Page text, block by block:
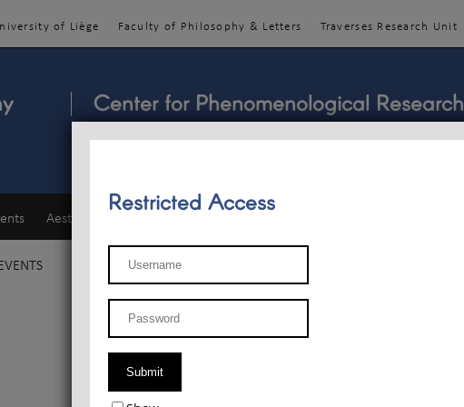
of Liège Faculty of Philosophy & Letters Traverses Research Unit
Center for Phenomenological Research
Aesthetics
EVENTS TEACHINGS
Restricted Access